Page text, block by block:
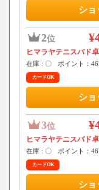
ショ
2位
ヒマラヤテニスバド
在庫 : 〇 ポイント：
カードOK
ショ
3位
ヒマラヤテニスバド
在庫 : 〇 ポイント：
カードOK
ショ